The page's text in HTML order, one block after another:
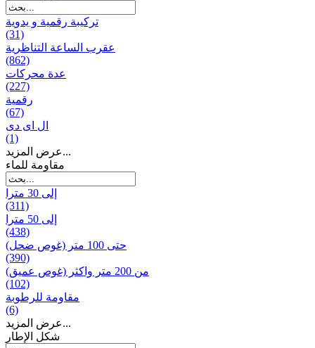
تركيبة رقمية و يدوية
(31)
عقرب الساعة التناظرية
(862)
عدة محركات
(227)
رقمية
(67)
ال ای دی
(1)
عرض المزيد...
مقاومة للماء
إلى 30 مترا
(311)
إلى 50 مترا
(438)
حتى 100 متر (غوص ضحل)
(390)
من 200 متر واکثر (غوص عميق)
(102)
مقاومة للرطوبة
(6)
عرض المزيد...
شكل الإطار